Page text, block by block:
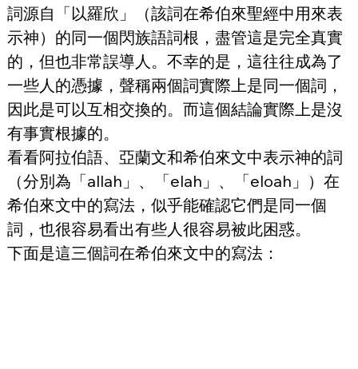
詞源自「以羅欣」（該詞在希伯來聖經中用來表
示神）的同一個閃族語詞根，盡管這是完全真實
的，但也非常誤導人。不幸的是，這往往成為了
一些人的憑據，聲稱兩個詞實際上是同一個詞，
因此是可以互相交換的。而這個結論實際上是沒
有事實根據的。
看看阿拉伯語、亞蘭文和希伯來文中表示神的詞
（分別為「allah」、「elah」、「eloah」）在
希伯來文中的寫法，似乎能確認它們是同一個
詞，也很容易看出有些人很容易被此困惑。
下面是這三個詞在希伯來文中的寫法：